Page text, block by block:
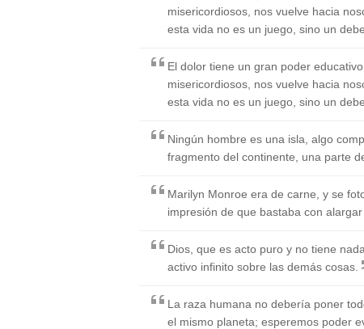
misericordiosos, nos vuelve hacia
esta vida no es un juego, sino un
El dolor tiene un gran poder
misericordiosos, nos vuelve hacia
esta vida no es un juego, sino un
Ningún hombre es una isla, algo
fragmento del continente, una parte
Marilyn Monroe era de carne, y se
impresión de que bastaba con
Dios, que es acto puro y no tiene
activo infinito sobre las demás cosas.
La raza humana no debería poner
el mismo planeta; esperemos poder